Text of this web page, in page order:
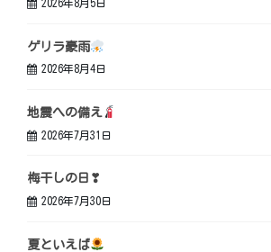
2026年8月5日
ゲリラ豪雨
2026年8月4日
地震への備え
2026年7月31日
梅干しの日❣
2026年7月30日
夏といえば